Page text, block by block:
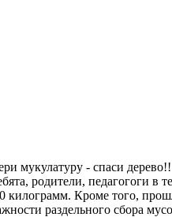
мукулатуру - спаси
родители, педагогоги в
килограмм. Кроме того,
раздельного сбора